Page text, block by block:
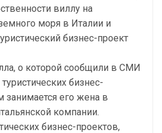
виллу на
моря в Италии и
бизнес-проект
о которой сообщили в СМИ
бизнес-
занимается его жена в
компании.
бизнес-проектов,